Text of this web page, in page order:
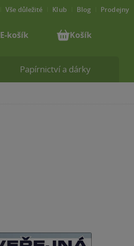
Papírnictví a dárky
Vše důležité Klub Blog Prodejny
E-košík Košík